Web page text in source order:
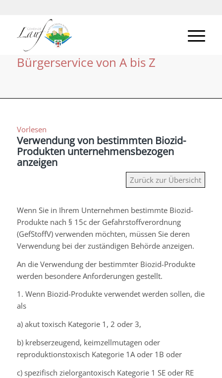
Bürgerservice von A bis Z
Vorlesen
Verwendung von bestimmten Biozid-
Produkten unternehmensbezogen
anzeigen
Zurück zur Übersicht
Wenn Sie in Ihrem Unternehmen bestimmte Biozid-
Produkte nach § 15c der Gefahrstoffverordnung
(GefStoffV) verwenden möchten, müssen Sie deren
Verwendung bei der zuständigen Behörde anzeigen.
An die Verwendung der bestimmter Biozid-Produkte
werden besondere Anforderungen gestellt.
1. Wenn Biozid-Produkte verwendet werden sollen, die
als
a) akut toxisch Kategorie 1, 2 oder 3,
b) krebserzeugend, keimzellmutagen oder
reproduktionstoxisch Kategorie 1A oder 1B oder
c) spezifisch zielorgantoxisch Kategorie 1 SE oder RE